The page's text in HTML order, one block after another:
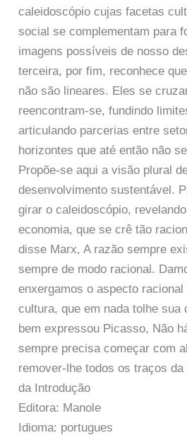
caleidoscópio cujas facetas
social se complementam para
imagens possíveis de nosso
terceira, por fim, reconhece
não são lineares. Eles se
reencontram-se, fundindo
articulando parcerias entre
horizontes que até então não
Propõe-se aqui a visão plural
desenvolvimento sustentável.
girar o caleidoscópio,
economia, que se crê tão
disse Marx, A razão sempre
sempre de modo racional.
enxergamos o aspecto
cultura, que em nada tolhe sua
bem expressou Picasso, Não
sempre precisa começar com
remover-lhe todos os traços
da Introdução
Editora: Manole
Idioma: portugues